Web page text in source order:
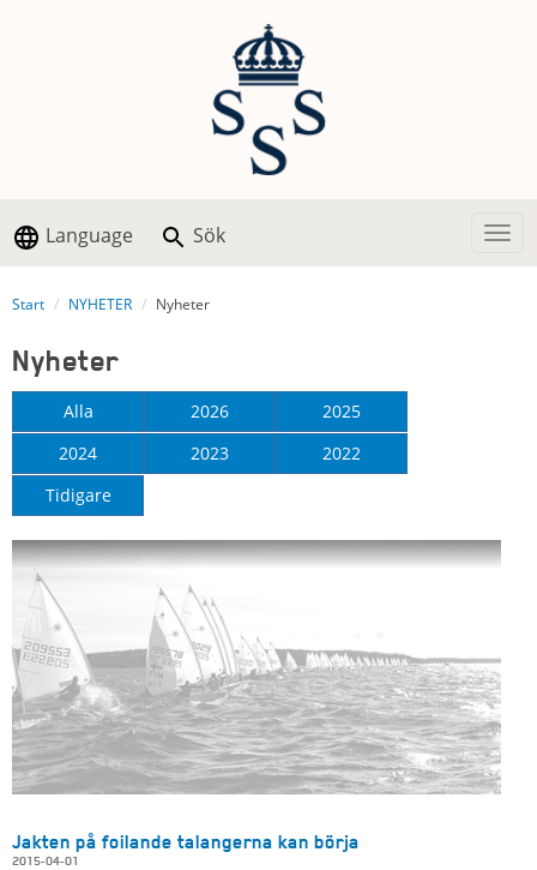
Language Sök
Start NYHETER Nyheter
Nyheter
Alla 2026
2025
2024
2023
2022
Tidigare
Jakten på foilande talangerna kan börja
2015-04-01